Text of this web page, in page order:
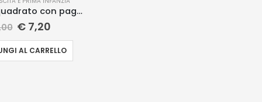
Portafoto quadrato con pagliaccio
€7,20
AL CARRELLO